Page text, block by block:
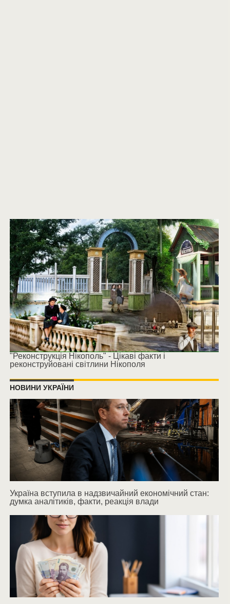
"Реконструкція Нікополь" - Цікаві факти і
реконструйовані світлини Нікополя
НОВИНИ УКРАЇНИ
Україна вступила в надзвичайний економічний стан:
думка аналітиків, факти, реакція влади